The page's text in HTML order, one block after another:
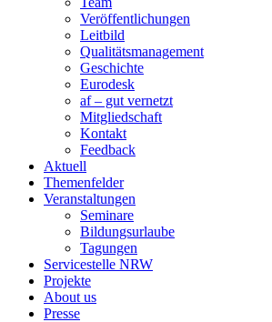
Veröffentlichungen
Leitbild
Qualitätsmanagement
Geschichte
Eurodesk
af – gut vernetzt
Mitgliedschaft
Kontakt
Feedback
Aktuell
Themenfelder
Veranstaltungen
Seminare
Bildungsurlaube
Tagungen
Servicestelle NRW
Projekte
About us
Presse